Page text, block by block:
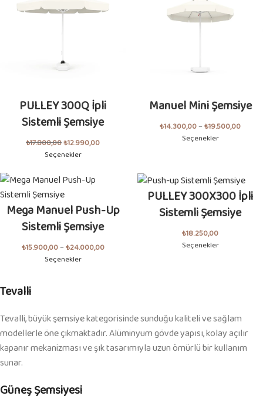
PULLEY 300Q İpli
Sistemli Şemsiye
₺17.800,00₺12.990,00
Seçenekler
Manuel Mini Şemsiye
₺14.300,00–₺19.500,00
Seçenekler
Mega Manuel Push-Up
Sistemli Şemsiye
₺15.900,00–₺24.000,00
Seçenekler
PULLEY 300X300 İpli
Sistemli Şemsiye
₺18.250,00
Seçenekler
Tevalli
Tevalli, büyük şemsiye kategorisinde sunduğu kaliteli ve sağlam
modellerle öne çıkmaktadır. Alüminyum gövde yapısı, kolay açılır
kapanır mekanizması ve şık tasarımıyla uzun ömürlü bir kullanım
sunar.
Güneş Şemsiyesi